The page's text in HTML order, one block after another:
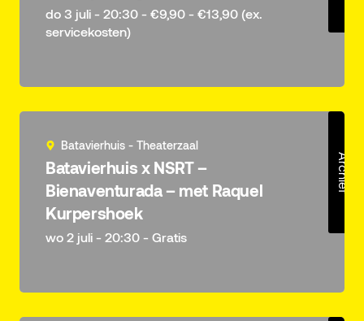
do 3 juli - 20:30 - €9,90 - €13,90 (ex.
servicekosten)
Archief
Batavierhuis - Theaterzaal
Batavierhuis x NSRT –
Bienaventurada – met Raquel
Kurpershoek
wo 2 juli - 20:30 - Gratis